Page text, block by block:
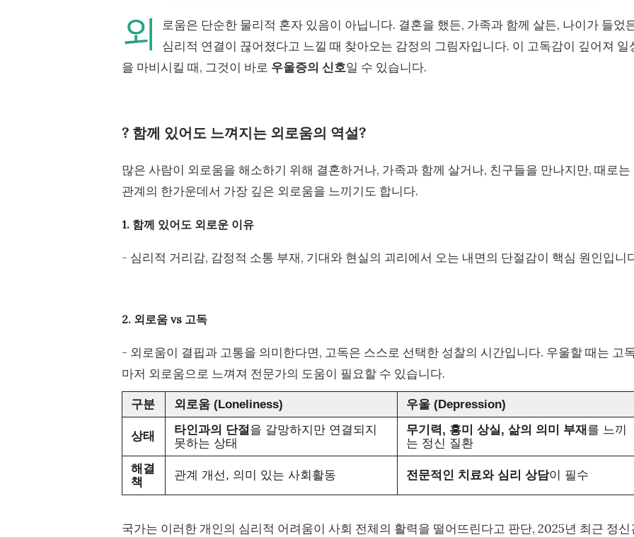
외
로움은 단순한 물리적 혼자 있음이 아닙니다. 결혼을 했든, 가족과 함께 살든, 나이가 들었
심리적 연결이 끊어졌다고 느낄 때 찾아오는 감정의 그림자입니다. 이 고독감이 깊어져 일
을 마비시킬 때, 그것이 바로 우울증의 신호일 수 있습니다.
? 함께 있어도 느껴지는 외로움의 역설?
많은 사람이 외로움을 해소하기 위해 결혼하거나, 가족과 함께 살거나, 친구들을 만나지만, 때로는
관계의 한가운데서 가장 깊은 외로움을 느끼기도 합니다.
1. 함께 있어도 외로운 이유
- 심리적 거리감, 감정적 소통 부재, 기대와 현실의 괴리에서 오는 내면의 단절감이 핵심 원인입니
2. 외로움 vs 고독
- 외로움이 결핍과 고통을 의미한다면, 고독은 스스로 선택한 성찰의 시간입니다. 우울할 때는 고
마저 외로움으로 느껴져 전문가의 도움이 필요할 수 있습니다.
구분 외로움 (Loneliness) 우울 (Depression)
상태 타인과의 단절 을 갈망하지만 연결되지
못하는 상태
무기력, 흥미 상실, 삶의 의미 부재 를 느끼
는 정신 질환
해결
책
관계 개선, 의미 있는 사회활동 전문적인 치료와 심리 상담이 필수
국가는 이러한 개인의 심리적 어려움이 사회 전체의 활력을 떨어뜨린다고 판단, 2025년 최근 정신